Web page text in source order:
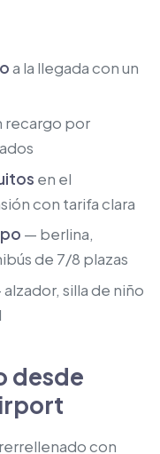
a la llegada con un
recargo por
en el
con tarifa clara
— berlina,
de 7/8 plazas
silla de niño
desde
con